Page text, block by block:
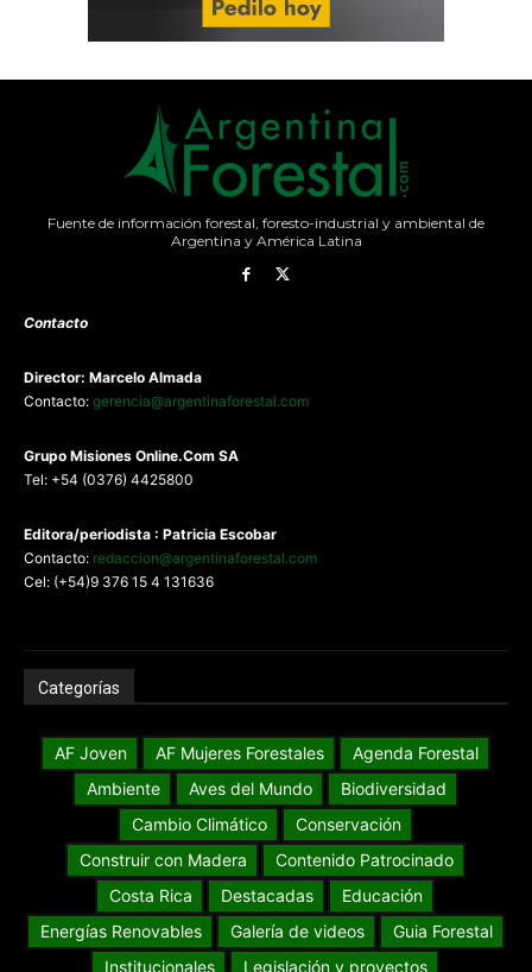
Fuente de información forestal, foresto-industrial y ambiental de
Argentina y América Latina
Contacto
Director: Marcelo Almada
Contacto: gerencia@argentinaforestal.com
Grupo Misiones Online.Com SA
Tel: +54 (0376) 4425800
Editora/periodista : Patricia Escobar
Contacto: redaccion@argentinaforestal.com
Cel: (+54)9 376 15 4 131636
Categorías
AF Joven AF Mujeres Forestales
Agenda Forestal
Ambiente
Aves del Mundo
Biodiversidad
Cambio Climático
Conservación
Construir con Madera
Contenido Patrocinado
Costa Rica
Destacadas
Educación
Energías Renovables
Galería de videos
Guia Forestal
Institucionales
Legislación y proyectos